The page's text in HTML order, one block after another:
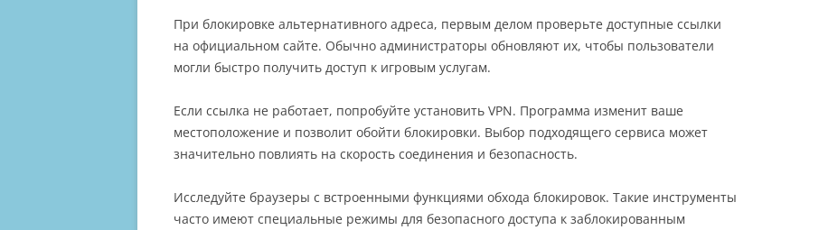
При блокировке альтернативного адреса, первым делом проверьте доступные ссылки
на официальном сайте. Обычно администраторы обновляют их, чтобы пользователи
могли быстро получить доступ к игровым услугам.
Если ссылка не работает, попробуйте установить VPN. Программа изменит ваше
местоположение и позволит обойти блокировки. Выбор подходящего сервиса может
значительно повлиять на скорость соединения и безопасность.
Исследуйте браузеры с встроенными функциями обхода блокировок. Такие инструменты
часто имеют специальные режимы для безопасного доступа к заблокированным